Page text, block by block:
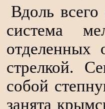
Вдоль
система
отделенных
стрелкой.
собой
занята